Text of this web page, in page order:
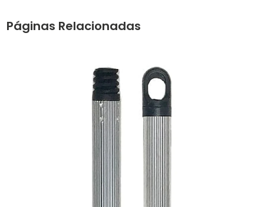
Páginas Relacionadas